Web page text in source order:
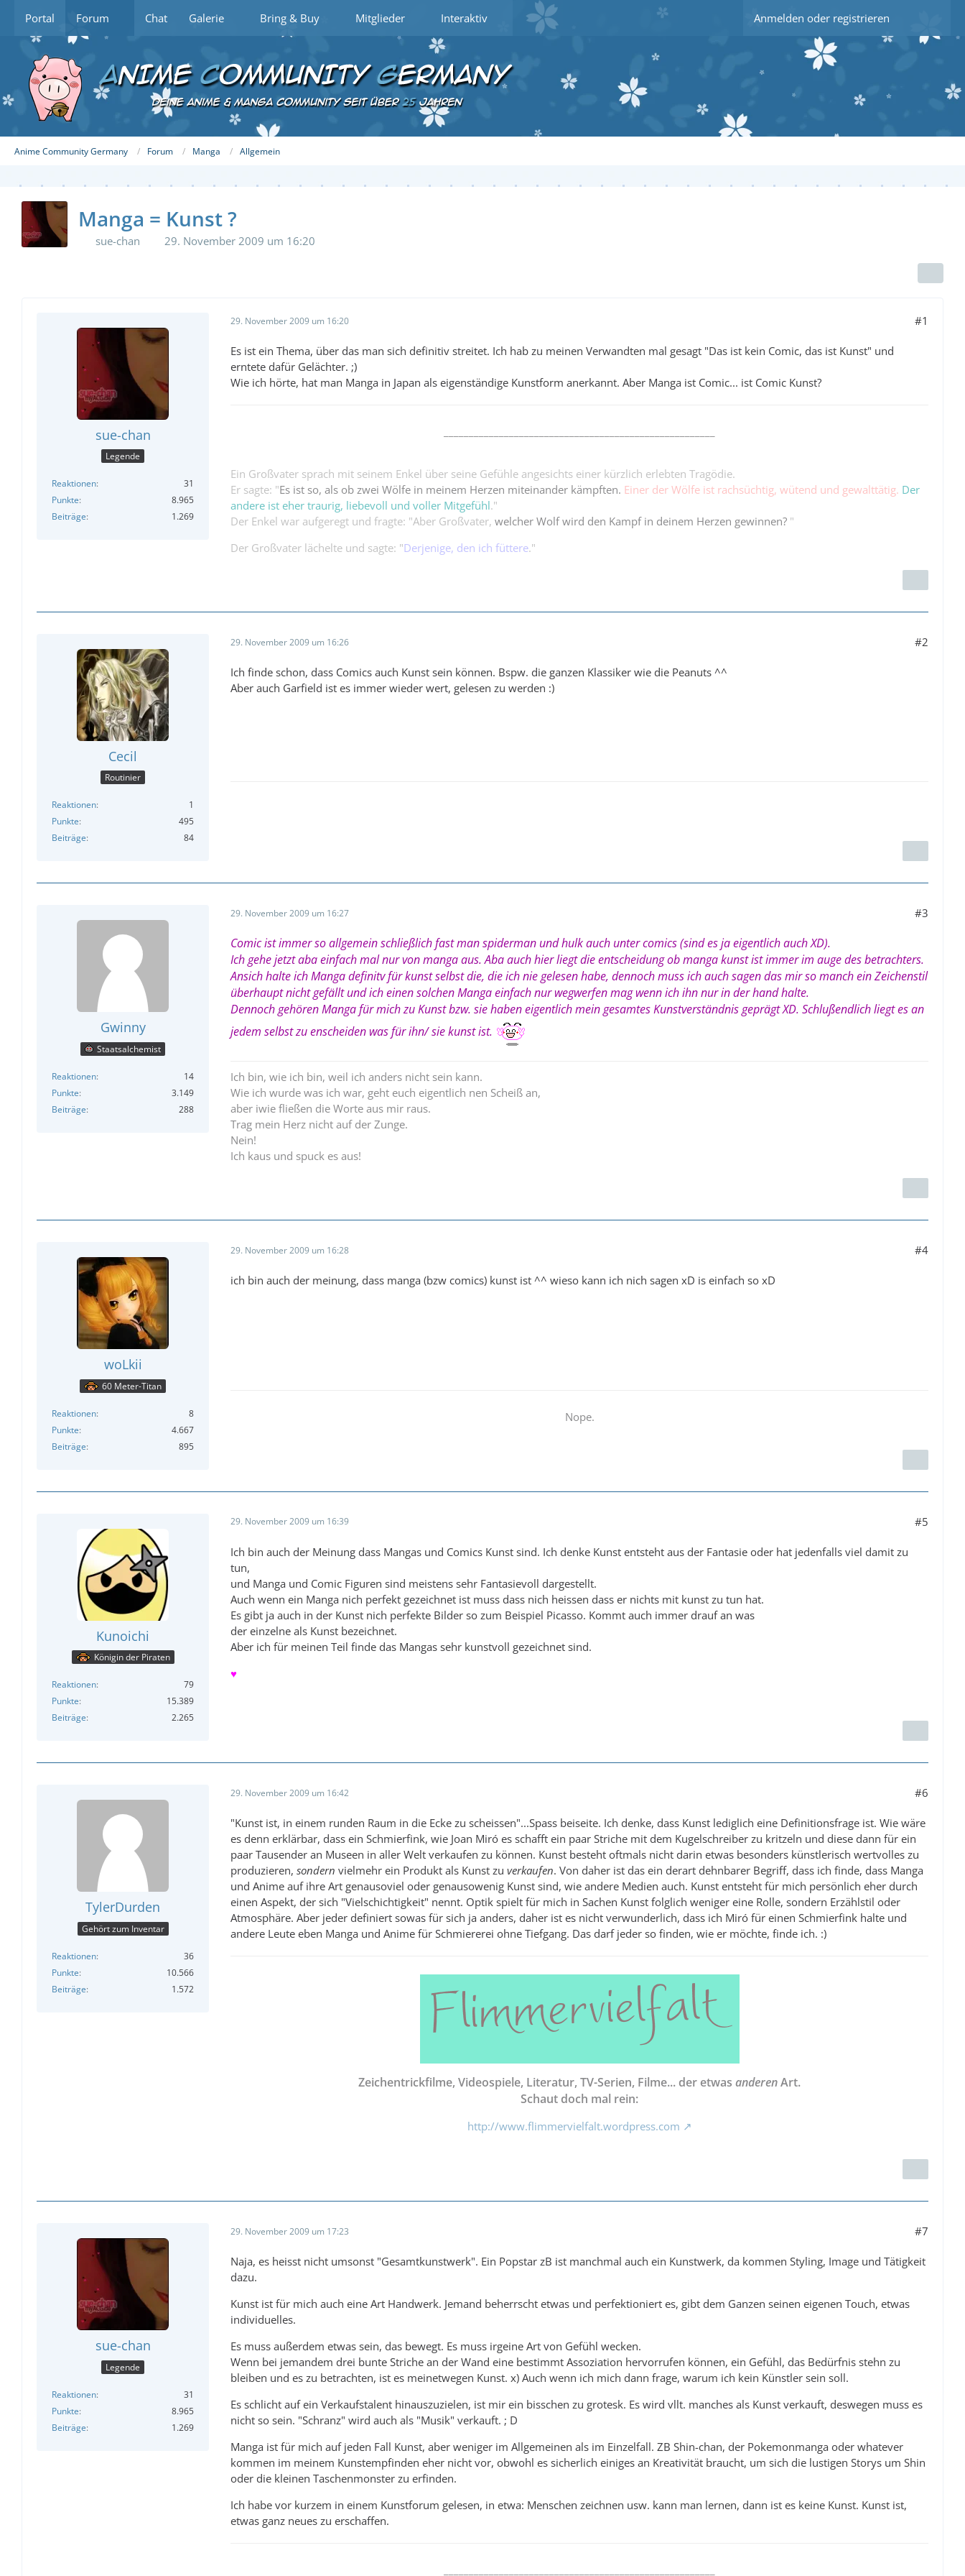
Portal Forum Chat Galerie Bring & Buy Mitglieder Interaktiv Anmelden oder registrieren
Anime Community Germany Forum Manga Allgemein
Manga = Kunst ?
sue-chan 29. November 2009 um 16:20
sue-chan
Legende
Reaktionen
31
Punkte
8.965
Beiträge
1.269
29. November 2009 um 16:20 #1
Es ist ein Thema, über das man sich definitiv streitet. Ich hab zu meinen Verwandten mal gesagt "Das ist kein Comic, das ist Kunst" und
erntete dafür Gelächter. ;)
Wie ich hörte, hat man Manga in Japan als eigenständige Kunstform anerkannt. Aber Manga ist Comic... ist Comic Kunst?
Ein Großvater sprach mit seinem Enkel über seine Gefühle angesichts einer kürzlich erlebten Tragödie.
Er sagte: "Es ist so, als ob zwei Wölfe in meinem Herzen miteinander kämpften. Einer der Wölfe ist rachsüchtig, wütend und gewalttätig. Der
andere ist eher traurig, liebevoll und voller Mitgefühl."
Der Enkel war aufgeregt und fragte: "Aber Großvater, welcher Wolf wird den Kampf in deinem Herzen gewinnen? "
Der Großvater lächelte und sagte: "Derjenige, den ich füttere."
Cecil
Routinier
Reaktionen
1
Punkte
495
Beiträge
84
29. November 2009 um 16:26 #2
Ich finde schon, dass Comics auch Kunst sein können. Bspw. die ganzen Klassiker wie die Peanuts ^^
Aber auch Garfield ist es immer wieder wert, gelesen zu werden :)
Gwinny
Staatsalchemist
Reaktionen
14
Punkte
3.149
Beiträge
288
29. November 2009 um 16:27 #3
Comic ist immer so allgemein schließlich fast man spiderman und hulk auch unter comics (sind es ja eigentlich auch XD).
Ich gehe jetzt aba einfach mal nur von manga aus. Aba auch hier liegt die entscheidung ob manga kunst ist immer im auge des betrachters.
Ansich halte ich Manga definitv für kunst selbst die, die ich nie gelesen habe, dennoch muss ich auch sagen das mir so manch ein Zeichenstil
überhaupt nicht gefällt und ich einen solchen Manga einfach nur wegwerfen mag wenn ich ihnnur in der hand halte.
Dennoch gehören Manga für mich zu Kunst bzw. sie haben eigentlich mein gesamtes Kunstverständnis geprägt XD. Schlußendlich liegt es an
jedem selbst zu enscheiden was für ihn/ sie kunst ist.
Ich bin, wie ich bin, weil ich anders nicht sein kann.
Wie ich wurde was ich war, geht euch eigentlich nen Scheiß an,
aber iwie fließen die Worte aus mir raus.
Trag mein Herz nicht auf der Zunge.
Nein!
Ich kaus und spuck es aus!
woLkii
60 Meter-Titan
Reaktionen
8
Punkte
4.667
Beiträge
895
29. November 2009 um 16:28 #4
ich bin auch der meinung, dass manga (bzw comics) kunst ist ^^ wieso kann ich nich sagen xD is einfach so xD
Nope.
Kunoichi
Königin der Piraten
Reaktionen
79
Punkte
15.389
Beiträge
2.265
29. November 2009 um 16:39 #5
Ich bin auch der Meinung dass Mangas und Comics Kunst sind. Ich denke Kunst entsteht aus der Fantasie oder hat jedenfalls viel damit zu
tun,
und Manga und Comic Figuren sind meistens sehr Fantasievoll dargestellt.
Auch wenn ein Manga nich perfekt gezeichnet ist muss dass nich heissen dass er nichts mit kunst zu tun hat.
Es gibt ja auch in der Kunst nich perfekte Bilder so zum Beispiel Picasso. Kommt auch immer drauf an was
der einzelne als Kunst bezeichnet.
Aber ich für meinen Teil finde das Mangas sehr kunstvoll gezeichnet sind.
♥
TylerDurden
Gehört zum Inventar
Reaktionen
36
Punkte
10.566
Beiträge
1.572
29. November 2009 um 16:42 #6
"Kunst ist, in einem runden Raum in die Ecke zu scheissen"...Spass beiseite. Ich denke, dass Kunst lediglich eine Definitionsfrage ist. Wie wäre
es denn erklärbar, dass ein Schmierfink, wie Joan Miró es schafft ein paar Striche mit dem Kugelschreiber zu kritzeln und diese dann für ein
paar Tausender an Museen in aller Welt verkaufen zu können. Kunst besteht oftmals nicht darin etwas besonders künstlerisch wertvolles zu
produzieren, sondern vielmehr ein Produkt als Kunst zu verkaufen. Von daher ist das ein derart dehnbarer Begriff, dass ich finde, dass Manga
und Anime auf ihre Art genausoviel oder genausowenig Kunst sind, wie andere Medien auch. Kunst entsteht für mich persönlich eher durch
einen Aspekt, der sich "Vielschichtigkeit" nennt. Optik spielt für mich in Sachen Kunst folglich weniger eine Rolle, sondern Erzählstil oder
Atmosphäre. Aber jeder definiert sowas für sich ja anders, daher ist es nicht verwunderlich, dass ich Miró für einen Schmierfink halte und
andere Leute eben Manga und Anime für Schmiererei ohne Tiefgang. Das darf jeder so finden, wie er möchte, finde ich. :)
Zeichentrickfilme, Videospiele, Literatur, TV-Serien, Filme... der etwas anderenArt.
Schaut doch mal rein:
http://www.flimmervielfalt.wordpress.com
sue-chan
Legende
Reaktionen
31
Punkte
8.965
Beiträge
1.269
29. November 2009 um 17:23 #7
Naja, es heisst nicht umsonst "Gesamtkunstwerk". Ein Popstar zB ist manchmal auch ein Kunstwerk, da kommen Styling, Image und Tätigkeit
dazu.
Kunst ist für mich auch eine Art Handwerk. Jemand beherrscht etwas und perfektioniert es, gibt dem Ganzen seinen eigenen Touch, etwas
individuelles.
Es muss außerdem etwas sein, das bewegt. Es muss irgeine Art von Gefühl wecken.
Wenn bei jemandem drei bunte Striche an der Wand eine bestimmt Assoziation hervorrufen können, ein Gefühl, das Bedürfnis stehn zu
bleiben und es zu betrachten, ist es meinetwegen Kunst. x) Auch wenn ich mich dann frage, warum ich kein Künstler sein soll.
Es schlicht auf ein Verkaufstalent hinauszuzielen, ist mir ein bisschen zu grotesk. Es wird vllt. manches als Kunst verkauft, deswegen muss es
nicht so sein. "Schranz" wird auch als "Musik" verkauft. ; D
Manga ist für mich auf jeden Fall Kunst, aber weniger im Allgemeinen als im Einzelfall. ZB Shin-chan, der Pokemonmanga oder whatever
kommen im meinem Kunstempfinden eher nicht vor, obwohl es sicherlich einiges an Kreativität braucht, um sich die lustigen Storys um Shin
oder die kleinen Taschenmonster zu erfinden.
Ich habe vor kurzem in einem Kunstforum gelesen, in etwa: Menschen zeichnen usw. kann man lernen, dann ist es keine Kunst. Kunst ist,
etwas ganz neues zu erschaffen.